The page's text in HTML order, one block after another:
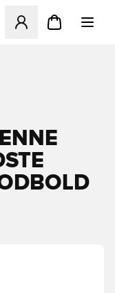
en Modal til at